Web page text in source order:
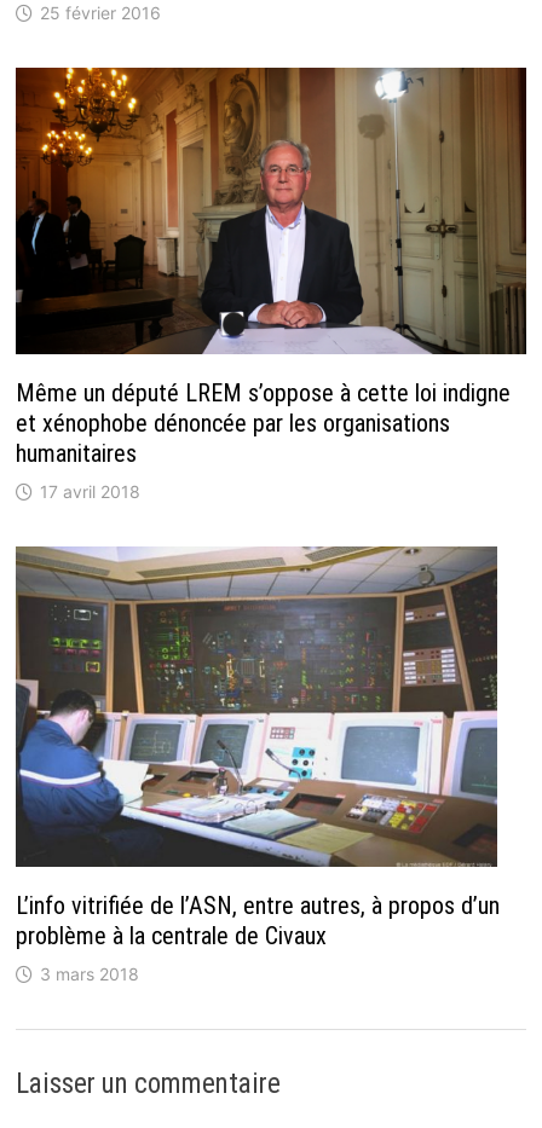
25 février 2016
Même un député LREM s’oppose à cette loi indigne
et xénophobe dénoncée par les organisations
humanitaires
17 avril 2018
L’info vitrifiée de l’ASN, entre autres, à propos d’un
problème à la centrale de Civaux
3 mars 2018
Laisser un commentaire